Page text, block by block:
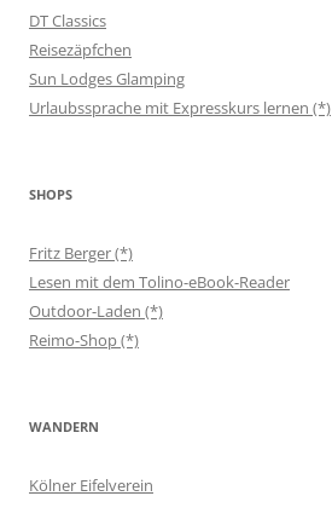
DT Classics
Reisezäpfchen
Sun Lodges Glamping
Urlaubssprache mit Expresskurs lernen (*)
SHOPS
Fritz Berger (*)
Lesen mit dem Tolino-eBook-Reader
Outdoor-Laden (*)
Reimo-Shop (*)
WANDERN
Kölner Eifelverein